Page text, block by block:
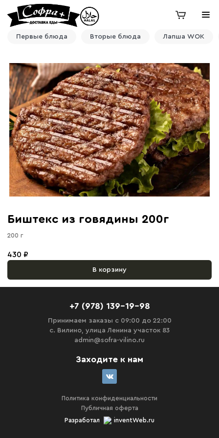
Первые блюда Вторые блюда Лапша WOK
Биштекс из говядины 200г
200 г
430 ₽
В корзину
+7 (978) 139-19-98
Принимаем заказы с 09:00 до 22:00
с. Вилино, улица Ленина участок 83
admin@sofra-vilino.ru
Заходите к нам
Политика конфиденциальности
Публичная оферта
Разработал
inventWeb.ru